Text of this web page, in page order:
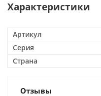
Характеристики
Артикул
Серия
Страна
Отзывы